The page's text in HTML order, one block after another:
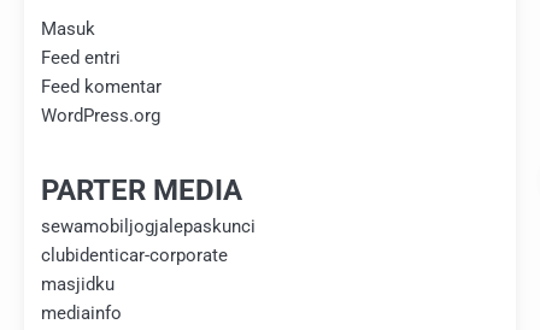
Masuk
Feed entri
Feed komentar
WordPress.org
PARTER MEDIA
sewamobiljogjalepaskunci
clubidenticar-corporate
masjidku
mediainfo